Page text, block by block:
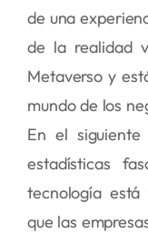
de una
de la realidad
Metaverso y
mundo de los
En el
estadísticas
tecnología
que las